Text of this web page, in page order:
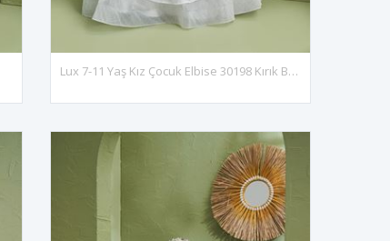
Lux 7-11 Yaş Kız Çocuk Elbise 30198 Kırık Beyaz